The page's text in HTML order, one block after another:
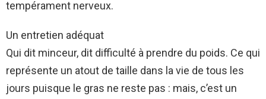
tempérament nerveux.
Un entretien adéquat
Qui dit minceur, dit difficulté à prendre du poids. Ce qui
représente un atout de taille dans la vie de tous les
jours puisque le gras ne reste pas : mais, c’est un